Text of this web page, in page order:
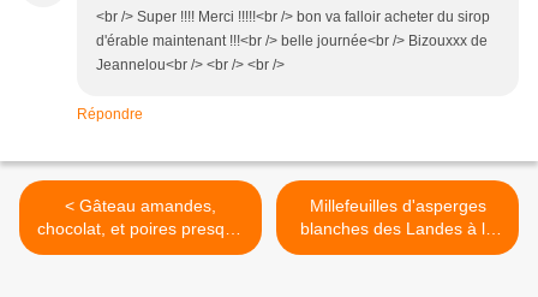
<br /> Super !!!! Merci !!!!!<br /> bon va falloir acheter du sirop
d'érable maintenant !!!<br /> belle journée<br /> Bizouxxx de
Jeannelou<br /> <br /> <br />
Répondre
< Gâteau amandes,
chocolat, et poires presque
périmées...
Millefeuilles d'asperges
blanches des Landes à la
sauce de tricheuse ! >